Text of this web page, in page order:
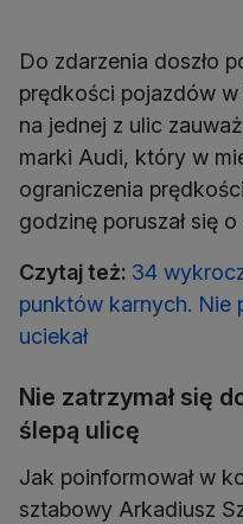
Do zdarzenia doszło
prędkości pojazdów
na jednej z ulic
marki Audi, który w
ograniczenia
godzinę poruszał się
Czytaj też: 34
punktów karnych. Nie
uciekał
Nie zatrzymał się
ślepą ulicę
Jak poinformował w
sztabowy Arkadiusz